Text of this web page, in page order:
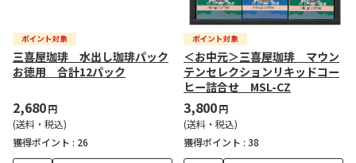
三喜屋珈琲 水出し珈琲パック
お徳用 合計12パック
2,680円
(送料・税込)
獲得ポイント : 26
＜お中元＞三喜屋珈琲 マウン
テンセレクションリキッドコー
ヒー詰合せ MSL-CZ
3,800円
(送料・税込)
獲得ポイント : 38